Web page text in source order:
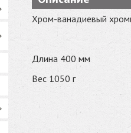
Хром-ванадиевый
Длина 400 мм
Вес 1050 г